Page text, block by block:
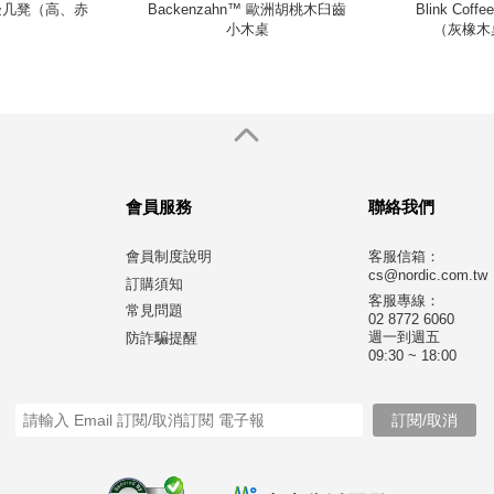
凳（高、赤
Backenzahn™ 歐洲胡桃木臼齒
小木桌
Blink
（灰橡
會員服務
會員制度說明
訂購須知
常見問題
防詐騙提醒
聯絡我們
客服信箱：
cs@nordic.com.tw
客服專線：
02 8772 6060
週一到週五
09:30 ~ 18:00